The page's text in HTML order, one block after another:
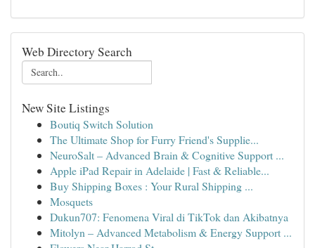
Web Directory Search
New Site Listings
Boutiq Switch Solution
The Ultimate Shop for Furry Friend's Supplie...
NeuroSalt – Advanced Brain & Cognitive Support ...
Apple iPad Repair in Adelaide | Fast & Reliable...
Buy Shipping Boxes : Your Rural Shipping ...
Mosquets
Dukun707: Fenomena Viral di TikTok dan Akibatnya
Mitolyn – Advanced Metabolism & Energy Support ...